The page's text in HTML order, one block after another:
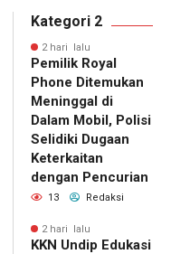
Kategori 2
2 hari lalu
Pemilik Royal
Phone Ditemukan
Meninggal di
Dalam Mobil, Polisi
Selidiki Dugaan
Keterkaitan
dengan Pencurian
13 Redaksi
2 hari lalu
KKN Undip Edukasi